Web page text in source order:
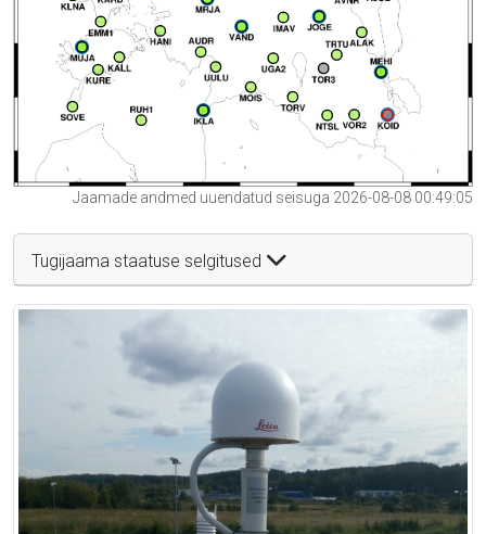
Jaamade andmed uuendatud seisuga 2026-08-08 00:49:05
Tugijaama staatuse selgitused